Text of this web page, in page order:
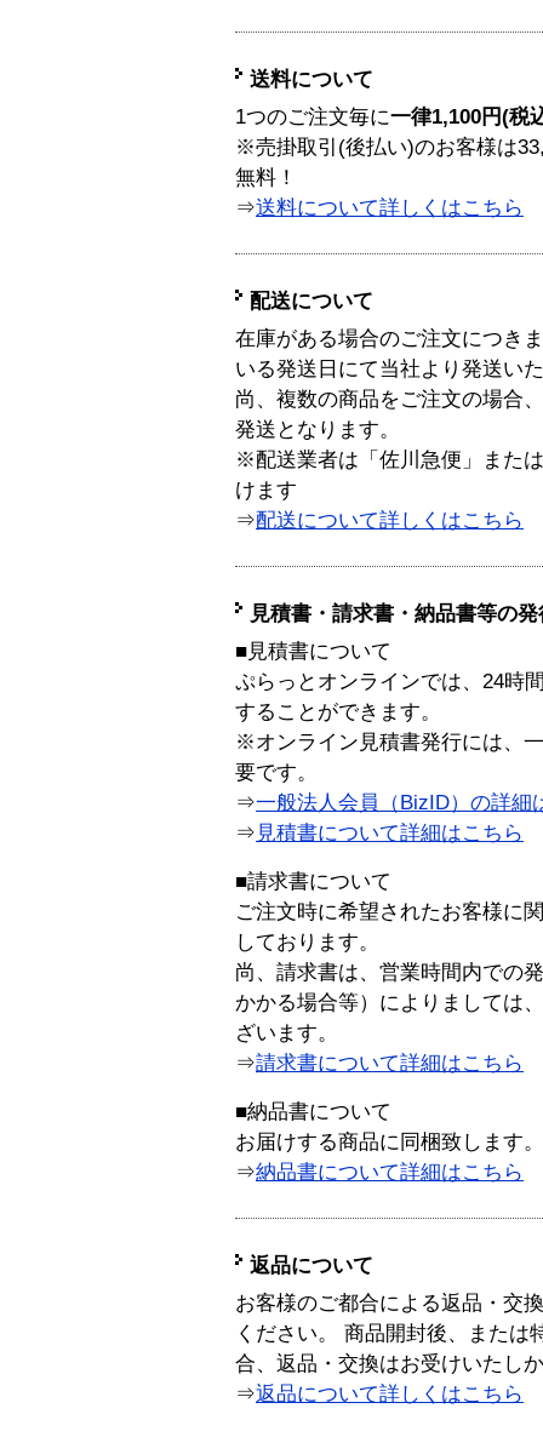
送料について
1つのご注文毎に一律1,100円(税
※売掛取引(後払い)のお客様は
無料！
⇒送料について詳しくはこちら
配送について
在庫がある場合のご注文につき
いる発送日にて当社より発送い
尚、複数の商品をご注文の場合
発送となります。
※配送業者は「佐川急便」また
けます
⇒配送について詳しくはこちら
見積書・請求書・納品書等の
■見積書について
ぷらっとオンラインでは、24時
することができます。
※オンライン見積書発行には、
要です。
⇒一般法人会員（BizID）の詳細
⇒ 見積書について詳細はこちら
■請求書について
ご注文時に希望されたお客様に
しております。
尚、請求書は、営業時間内での
かかる場合等）によりましては
ざいます。
⇒請求書について詳細はこちら
■納品書について
お届けする商品に同梱致します。
⇒納品書について詳細はこちら
返品について
お客様のご都合による返品・交
ください。 商品開封後、または
合、返品・交換はお受けいたし
⇒返品について詳しくはこちら